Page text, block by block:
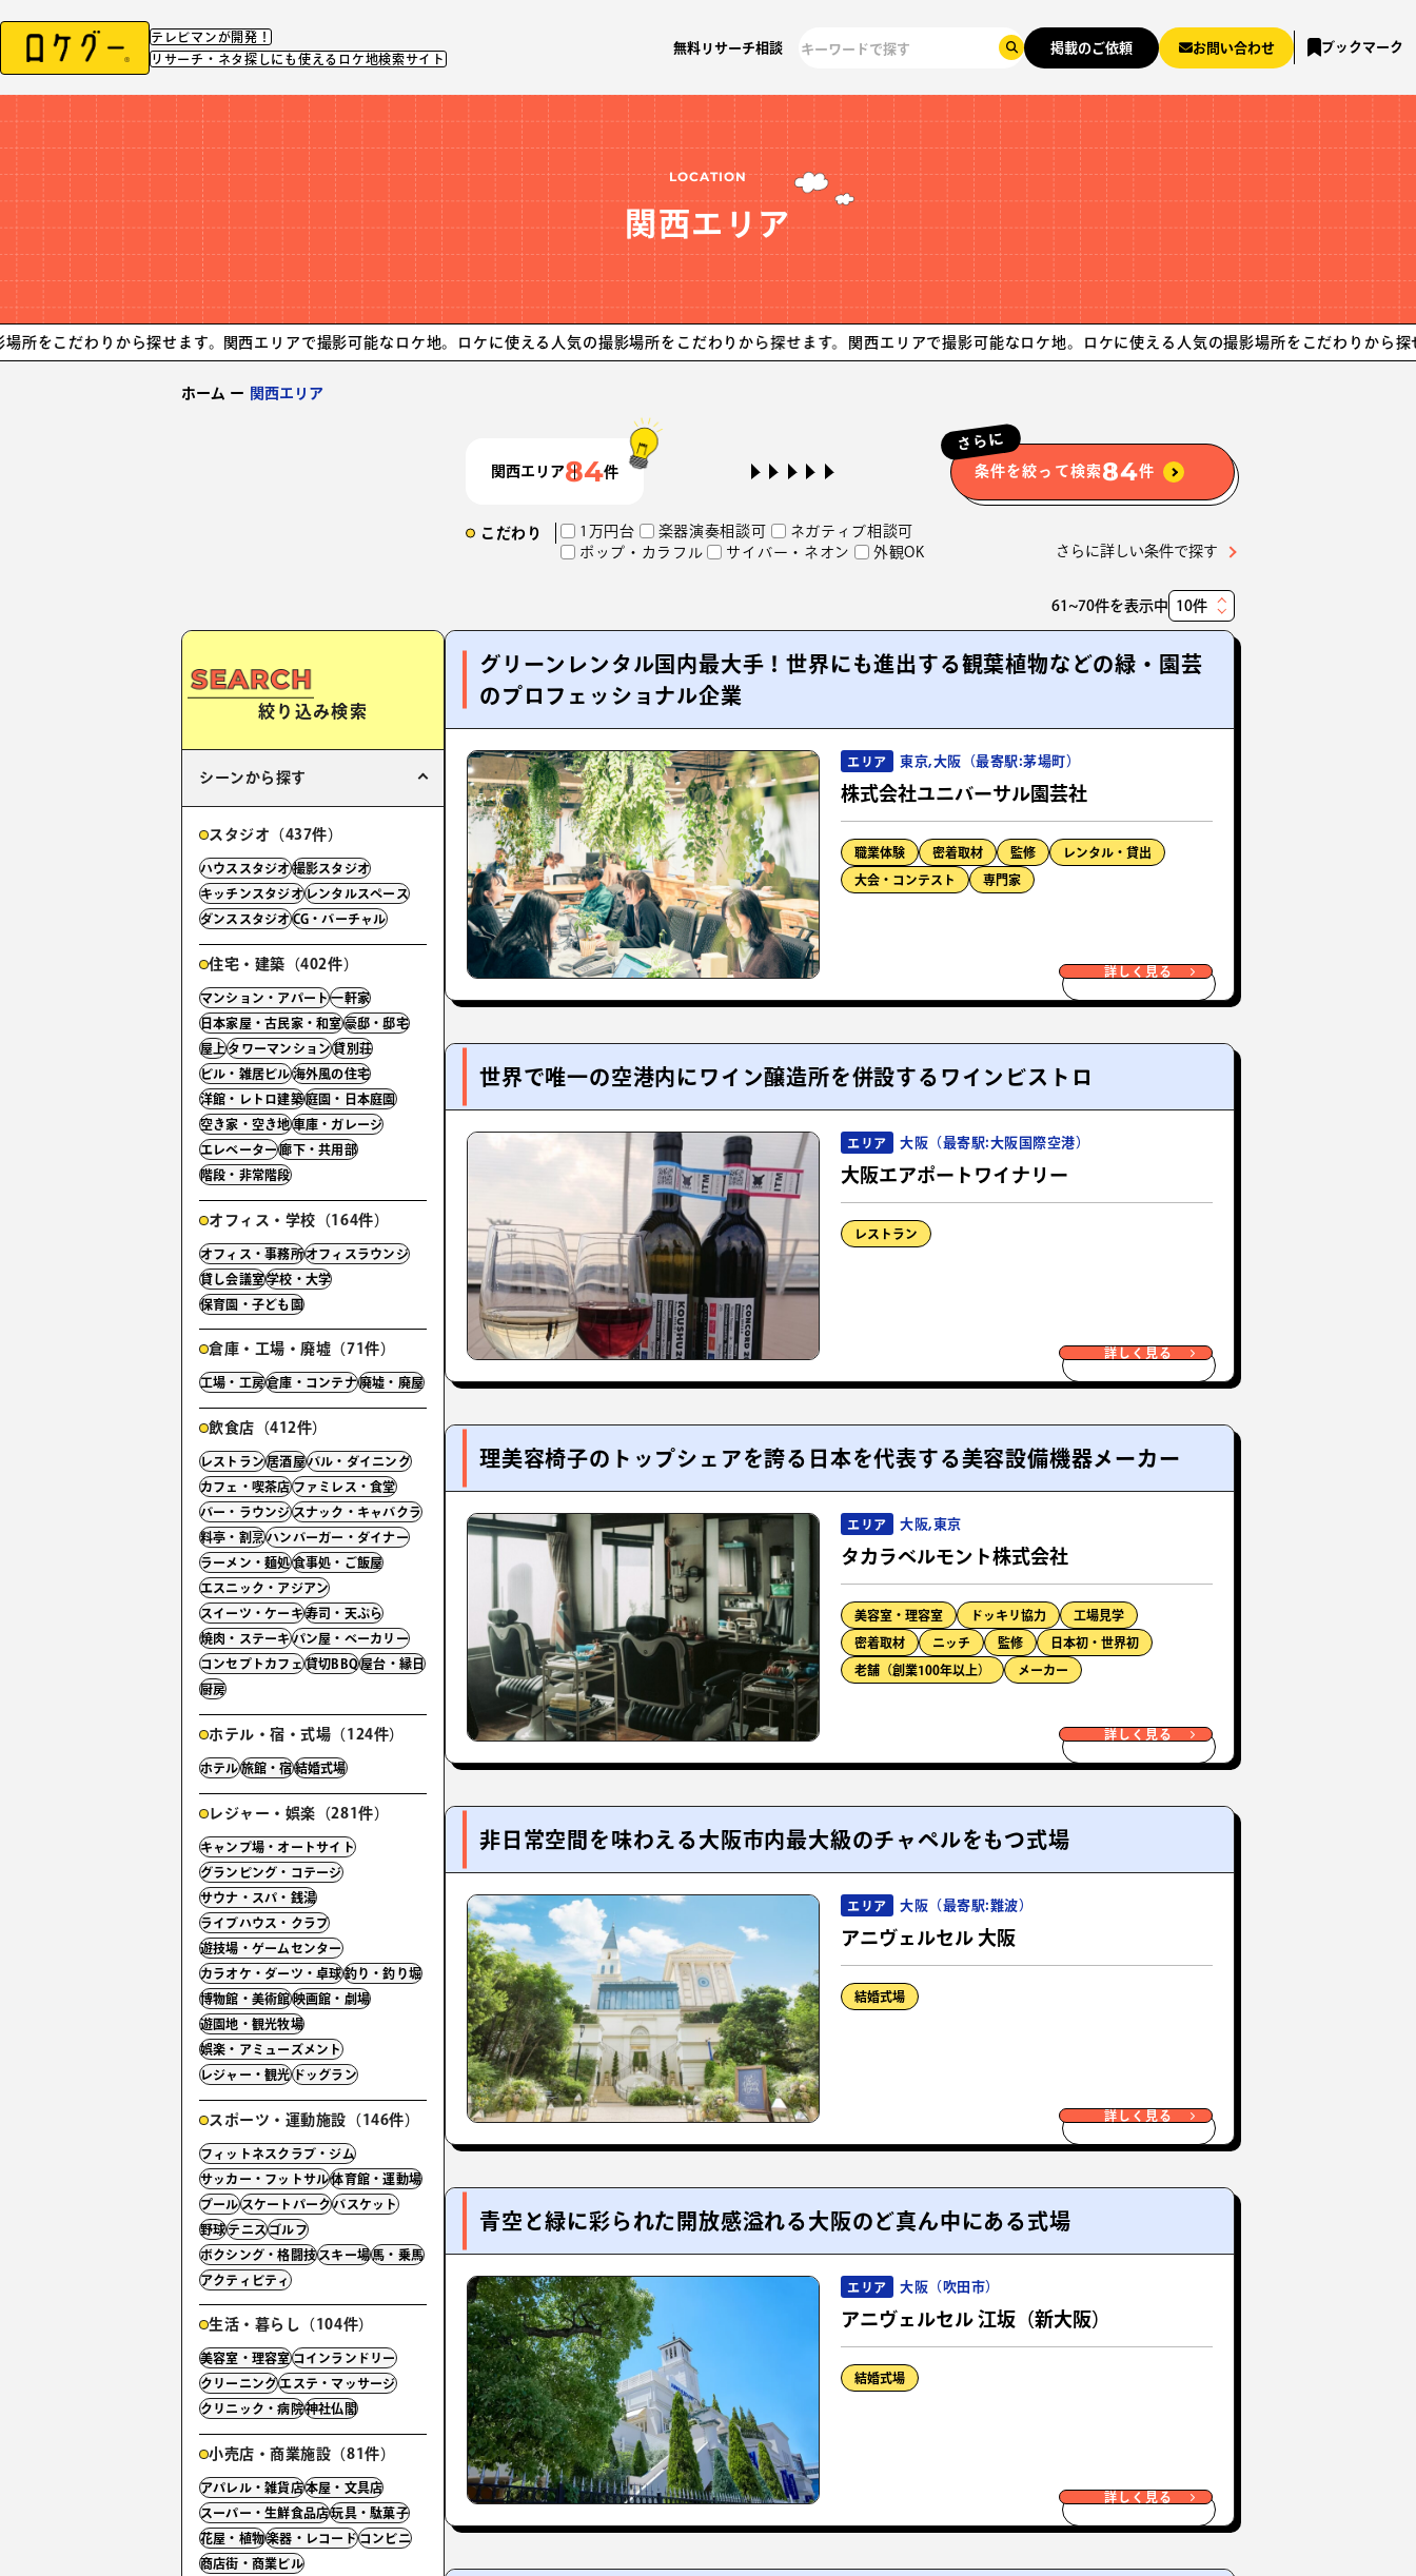
テレビマンが開発！
リサーチ・ネタ探しにも使えるロケ地検索サイト
無料リサーチ相談 掲載のご依頼 お問い合わせ ブックマーク
LOCATION
関西エリア
りから探せます。関西エリアで撮影可能なロケ地。ロケに使える人気の撮影場所をこだわりから探せます。関西エリアで撮影可能なロケ地。ロケに使える人気の撮影場所をこだわりから探せます。関
ホーム ー 関西エリア
関西エリア84件
さらに
条件を絞って検索84件
こだわり 1万円台 楽器演奏相談可
ネガティブ相談可
ポップ・カラフル
サイバー・ネオン 外観OK さらに詳しい条件で探す
61~70件を表示中
表
件
グリーンレンタル国内最大手！世界にも進出する観葉植物などの緑・園芸
のプロフェッショナル企業
エリア 東京,大阪（最寄駅:茅場町）
株式会社ユニバーサル園芸社
職業体験 密着取材 監修 レンタル・貸出
大会・コンテスト 専門家
詳しく見る
世界で唯一の空港内にワイン醸造所を併設するワインビストロ
エリア 大阪（最寄駅:大阪国際空港）
大阪エアポートワイナリー
レストラン
詳しく見る
理美容椅子のトップシェアを誇る日本を代表する美容設備機器メーカー
エリア 大阪,東京
タカラベルモント株式会社
美容室・理容室 ドッキリ協力 工場見学
密着取材 ニッチ 監修 日本初・世界初
老舗（創業100年以上） メーカー
詳しく見る
非日常空間を味わえる大阪市内最大級のチャペルをもつ式場
エリア 大阪（最寄駅:難波）
アニヴェルセル 大阪
結婚式場
詳しく見る
青空と緑に彩られた開放感溢れる大阪のど真ん中にある式場
エリア 大阪（吹田市）
アニヴェルセル 江坂（新大阪）
結婚式場
詳しく見る
絞り込み検索
シーンから探す
スタジオ（437件）
ハウススタジオ撮影スタジオ
キッチンスタジオレンタルスペース
ダンススタジオCG・バーチャル
住宅・建築（402件）
マンション・アパート一軒家
日本家屋・古民家・和室豪邸・邸宅
屋上タワーマンション貸別荘
ビル・雑居ビル海外風の住宅
洋館・レトロ建築庭園・日本庭園
空き家・空き地車庫・ガレージ
エレベーター廊下・共用部
階段・非常階段
オフィス・学校（164件）
オフィス・事務所オフィスラウンジ
貸し会議室学校・大学
保育園・子ども園
倉庫・工場・廃墟（71件）
工場・工房倉庫・コンテナ廃墟・廃屋
飲食店（412件）
レストラン居酒屋バル・ダイニング
カフェ・喫茶店ファミレス・食堂
バー・ラウンジスナック・キャバクラ
料亭・割烹ハンバーガー・ダイナー
ラーメン・麺処食事処・ご飯屋
エスニック・アジアン
スイーツ・ケーキ寿司・天ぷら
焼肉・ステーキパン屋・ベーカリー
コンセプトカフェ貸切BBQ屋台・縁日
厨房
ホテル・宿・式場（124件）
ホテル旅館・宿結婚式場
レジャー・娯楽（281件）
キャンプ場・オートサイト
グランピング・コテージ
サウナ・スパ・銭湯
ライブハウス・クラブ
遊技場・ゲームセンター
カラオケ・ダーツ・卓球釣り・釣り堀
博物館・美術館映画館・劇場
遊園地・観光牧場
娯楽・アミューズメント
レジャー・観光ドッグラン
スポーツ・運動施設（146件）
フィットネスクラブ・ジム
サッカー・フットサル体育館・運動場
プールスケートパークバスケット
野球テニスゴルフ
ボクシング・格闘技スキー場馬・乗馬
アクティビティ
生活・暮らし（104件）
美容室・理容室コインランドリー
クリーニングエステ・マッサージ
クリニック・病院神社仏閣
小売店・商業施設（81件）
アパレル・雑貨店本屋・文具店
スーパー・生鮮食品店玩具・駄菓子
花屋・植物楽器・レコードコンビニ
商店街・商業ビル